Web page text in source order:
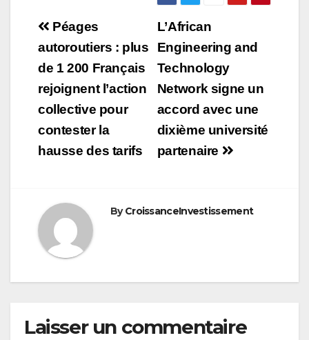
Navigation
de
l’article
L’African
Engineering and
Technology
Network signe un
accord avec une
dixième université
partenaire
Péages
autoroutiers : plus
de 1 200 Français
rejoignent l’action
collective pour
contester la
hausse des tarifs
ByCroissanceInvestissement
Laisser un commentaire